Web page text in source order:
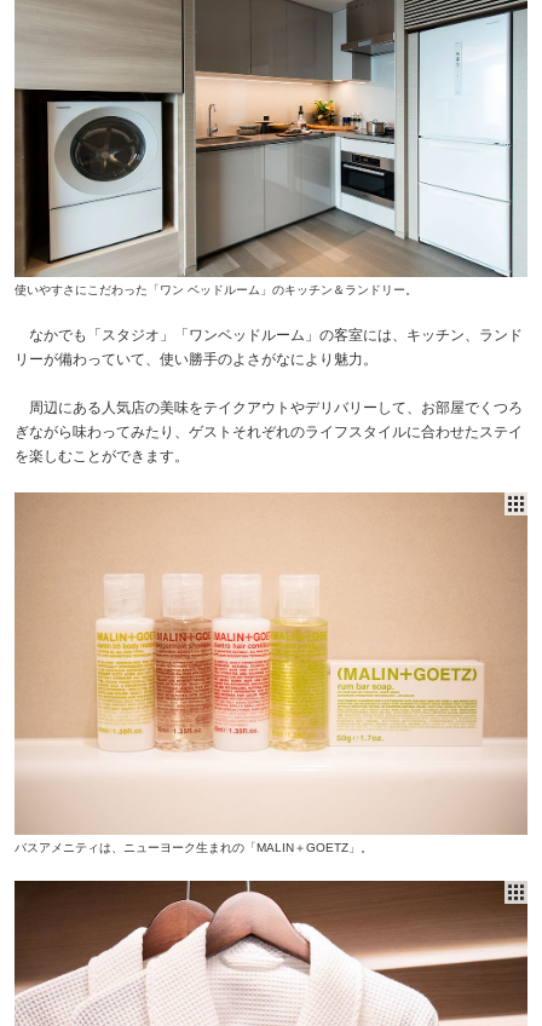
使いやすさにこだわった「ワン ベッドルーム」のキッチン＆ランドリー。
なかでも「スタジオ」「ワンベッドルーム」の客室には、キッチン、ランド
リーが備わっていて、使い勝手のよさがなにより魅力。
周辺にある人気店の美味をテイクアウトやデリバリーして、お部屋でくつろ
ぎながら味わってみたり、ゲストそれぞれのライフスタイルに合わせたステイ
を楽しむことができます。
バスアメニティは、ニューヨーク生まれの「MALIN＋GOETZ」。